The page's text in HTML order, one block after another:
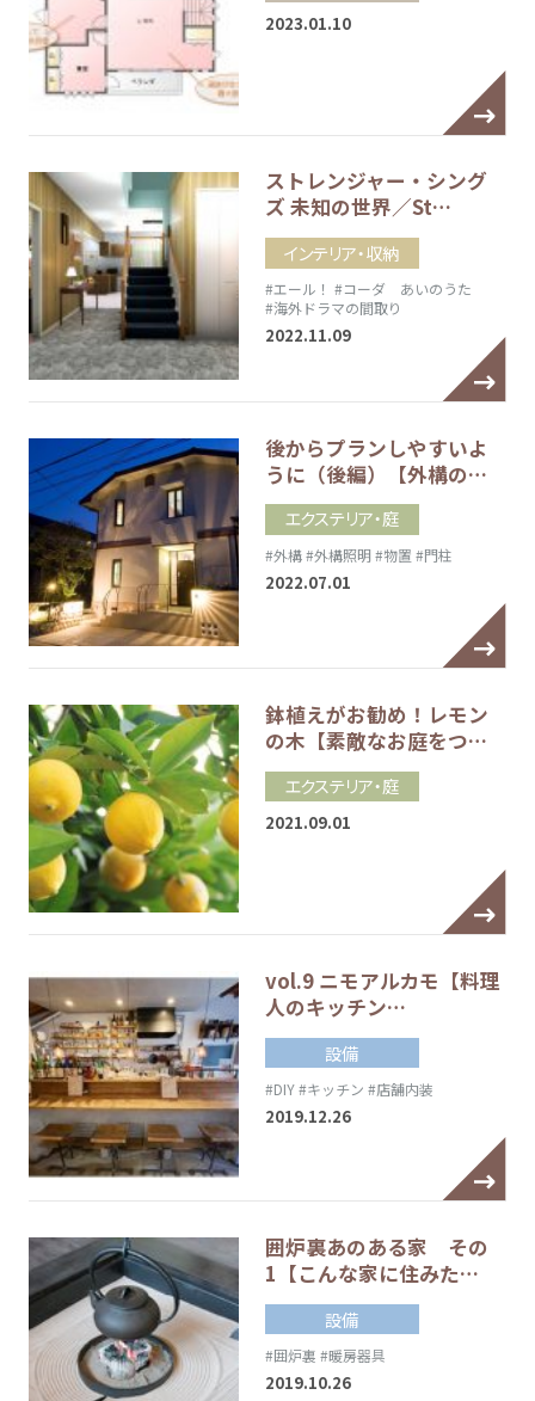
2023.01.10
ストレンジャー・シング
ズ 未知の世界／St…
インテリア・収納
#エール！ #コーダ あいのうた
#海外ドラマの間取り
2022.11.09
後からプランしやすいよ
うに（後編）【外構の…
エクステリア・庭
#外構#外構照明 #物置 #門柱
2022.07.01
鉢植えがお勧め！レモン
の木【素敵なお庭をつ…
エクステリア・庭
2021.09.01
vol.9 ニモアルカモ【料理
人のキッチン…
設備
#DIY#キッチン #店舗内装
2019.12.26
囲炉裏あのある家 その
1【こんな家に住みた…
設備
#囲炉裏 #暖房器具
2019.10.26